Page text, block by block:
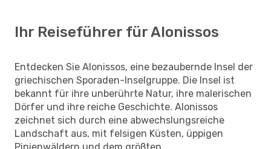
Ihr Reiseführer für Alonissos
Entdecken Sie Alonissos, eine bezaubernde Insel der
griechischen Sporaden-Inselgruppe. Die Insel ist
bekannt für ihre unberührte Natur, ihre malerischen
Dörfer und ihre reiche Geschichte. Alonissos
zeichnet sich durch eine abwechslungsreiche
Landschaft aus, mit felsigen Küsten, üppigen